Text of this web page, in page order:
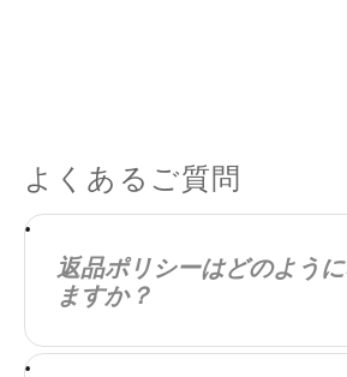
よくあるご質問
返品ポリシーはどのよう
ますか？
すべてのお客様にご購入品に完